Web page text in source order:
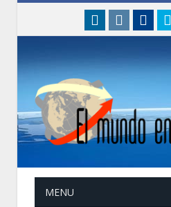
linkedininstagram
MENU